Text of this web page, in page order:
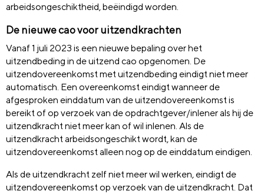
arbeidsongeschiktheid, beëindigd worden.
De nieuwe cao voor uitzendkrachten
Vanaf 1 juli 2023 is een nieuwe bepaling over het
uitzendbeding in de uitzend cao opgenomen. De
uitzendovereenkomst met uitzendbeding eindigt niet meer
automatisch. Een overeenkomst eindigt wanneer de
afgesproken einddatum van de uitzendovereenkomst is
bereikt of op verzoek van de opdrachtgever/inlener als hij de
uitzendkracht niet meer kan of wil inlenen. Als de
uitzendkracht arbeidsongeschikt wordt, kan de
uitzendovereenkomst alleen nog op de einddatum eindigen.
Als de uitzendkracht zelf niet meer wil werken, eindigt de
uitzendovereenkomst op verzoek van de uitzendkracht. Dat